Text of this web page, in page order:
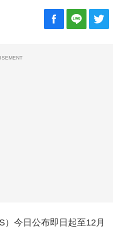
今日公布即日起至12月